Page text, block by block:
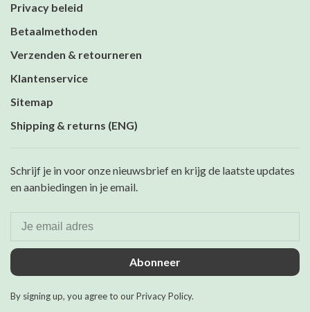
Privacy beleid
Betaalmethoden
Verzenden & retourneren
Klantenservice
Sitemap
Shipping & returns (ENG)
Schrijf je in voor onze nieuwsbrief en krijg de laatste updates
en aanbiedingen in je email.
Abonneer
By signing up, you agree to our Privacy Policy.